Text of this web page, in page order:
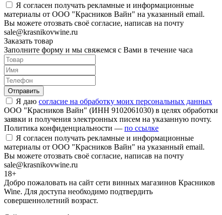
Я согласен получать рекламные и информационные
материалы от ООО "Красников Вайн" на указанный email.
Вы можете отозвать своё согласие, написав на почту
sale@krasnikovwine.ru
Заказать товар
Заполните форму и мы свяжемся с Вами в течение часа
Отправить
Я даю согласие на обработку моих персональных данных
ООО "Красников Вайн" (ИНН 9102061030) в целях обработки
заявки и получения электронных писем на указанную почту.
Политика конфиденциальности — по ссылке
Я согласен получать рекламные и информационные
материалы от ООО "Красников Вайн" на указанный email.
Вы можете отозвать своё согласие, написав на почту
sale@krasnikovwine.ru
18+
Добро пожаловать на сайт сети винных магазинов Красников
Wine. Для доступа необходимо подтвердить
совершеннолетний возраст.